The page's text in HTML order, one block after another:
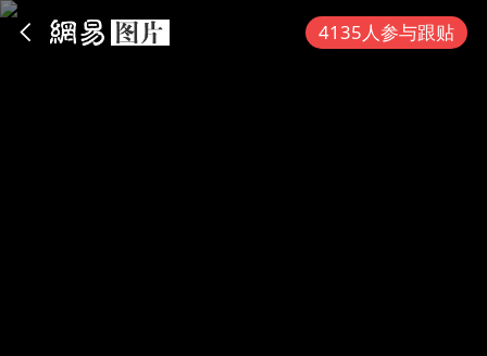
4135人参与跟贴
App内打开